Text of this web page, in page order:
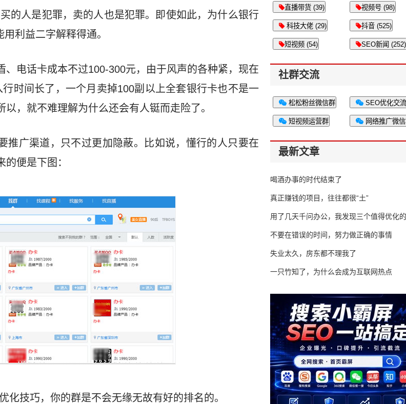
的人是犯罪，卖的人也是犯罪。即使如此，为什么银行
利益二字解释得通。
电话卡成本不过100-300元，由于风声的各种紧，现在
时间长了，一个月卖掉100副以上全套银行卡也不是一
，就不难理解为什么还会有人铤而走险了。
推广渠道，只不过更加隐蔽。比如说，懂行的人只要在
便是下图：
化技巧，你的群是不会无缘无故有好的排名的。
直播带货 (39) 视频号 (98)
科技大佬 (29) 抖音 (525)
短视频 (54) SEO新闻 (252)
社群交流
松松粉丝微信群 SEO优化交
短视频运营群 网络推广微
最新文章
喝酒办事的时代结束了
真正赚钱的项目，往往都很“土”
用了几天千问办公，我发现三个值得优化
不要在错误的时间，努力做正确的事情
失业太久，房东都不理我了
一只竹知了，为什么会成为互联网热点